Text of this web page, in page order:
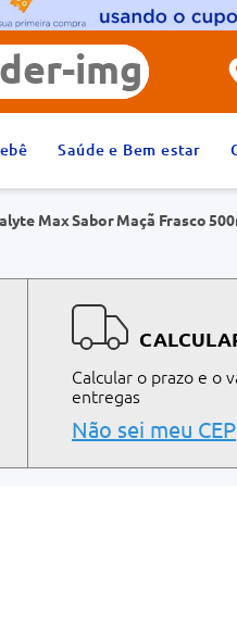
Saúde e Bem estar
Max Sabor Maçã Frasco
Calcular o prazo e o
entregas
Não sei meu CEP